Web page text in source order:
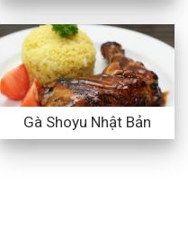
Gà Shoyu Nhật Bản